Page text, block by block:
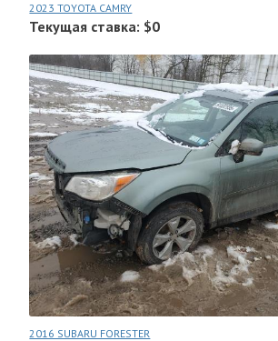
2023 TOYOTA CAMRY
Текущая ставка: $0
2016 SUBARU FORESTER